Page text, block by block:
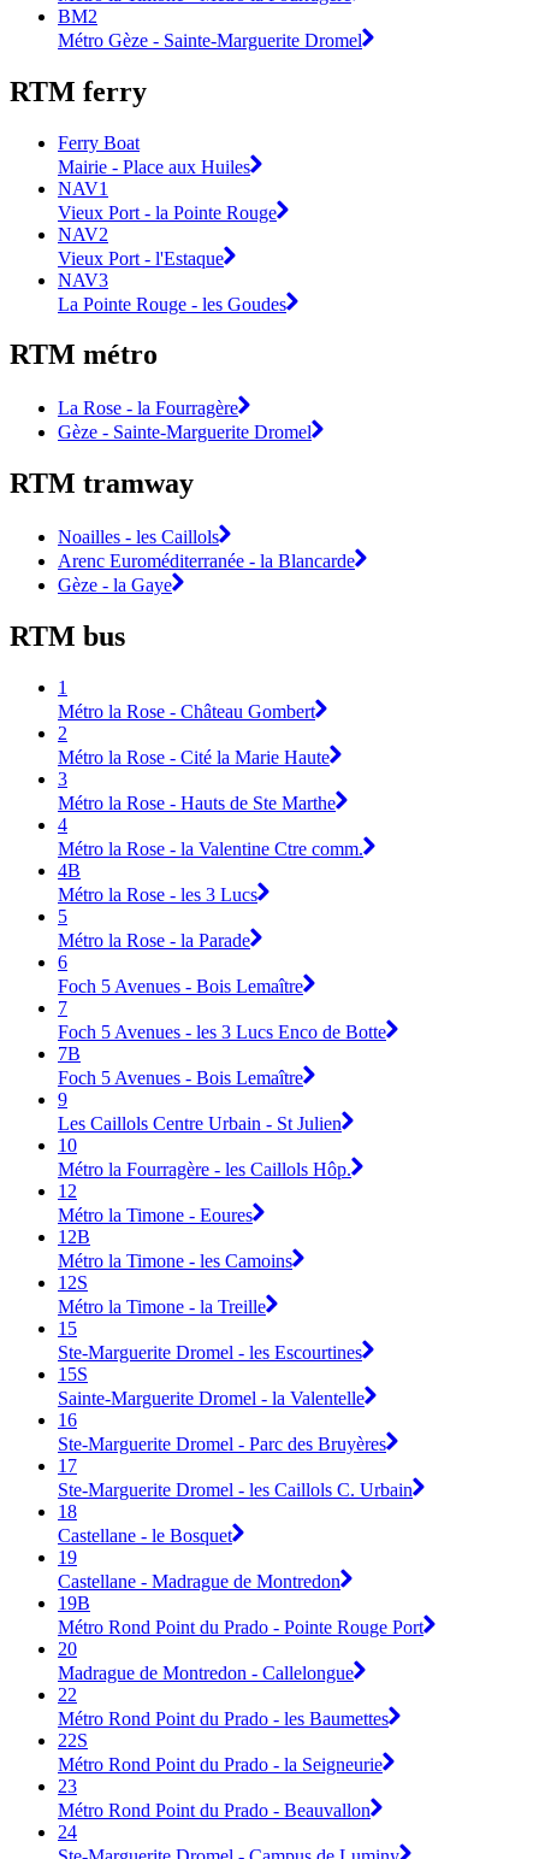
BM2
Métro Gèze - Sainte-Marguerite Dromel
RTM ferry
Ferry Boat
Mairie - Place aux Huiles
NAV1
Vieux Port - la Pointe Rouge
NAV2
Vieux Port - l'Estaque
NAV3
La Pointe Rouge - les Goudes
RTM métro
La Rose - la Fourragère
Gèze - Sainte-Marguerite Dromel
RTM tramway
Noailles - les Caillols
Arenc Euroméditerranée - la Blancarde
Gèze - la Gaye
RTM bus
1
Métro la Rose - Château Gombert
2
Métro la Rose - Cité la Marie Haute
3
Métro la Rose - Hauts de Ste Marthe
4
Métro la Rose - la Valentine Ctre comm.
4B
Métro la Rose - les 3 Lucs
5
Métro la Rose - la Parade
6
Foch 5 Avenues - Bois Lemaître
7
Foch 5 Avenues - les 3 Lucs Enco de Botte
7B
Foch 5 Avenues - Bois Lemaître
9
Les Caillols Centre Urbain - St Julien
10
Métro la Fourragère - les Caillols Hôp.
12
Métro la Timone - Eoures
12B
Métro la Timone - les Camoins
12S
Métro la Timone - la Treille
15
Ste-Marguerite Dromel - les Escourtines
15S
Sainte-Marguerite Dromel - la Valentelle
16
Ste-Marguerite Dromel - Parc des Bruyères
17
Ste-Marguerite Dromel - les Caillols C. Urbain
18
Castellane - le Bosquet
19
Castellane - Madrague de Montredon
19B
Métro Rond Point du Prado - Pointe Rouge Port
20
Madrague de Montredon - Callelongue
22
Métro Rond Point du Prado - les Baumettes
22S
Métro Rond Point du Prado - la Seigneurie
23
Métro Rond Point du Prado - Beauvallon
24